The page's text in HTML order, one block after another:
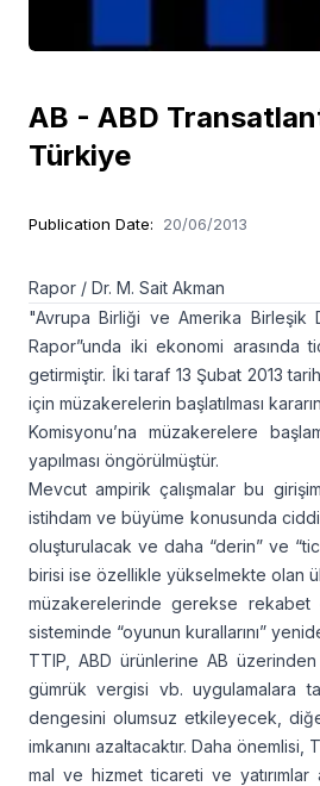
AB - ABD
Türkiye
Publication Date: 20/06/2013
Rapor / Dr. M. Sait Akman
"Avrupa Birliği ve Amerika Birleşik
Rapor”unda iki ekonomi arasında
getirmiştir. İki taraf 13 Şubat 2013
için müzakerelerin başlatılması
Komisyonu’na müzakerelere
yapılması öngörülmüştür.
Mevcut ampirik çalışmalar bu
istihdam ve büyüme konusunda
oluşturulacak ve daha “derin” ve
birisi ise özellikle yükselmekte olan
müzakerelerinde gerekse
sisteminde “oyunun kurallarını”
TTIP, ABD ürünlerine AB
gümrük vergisi vb. uygulamalara
dengesini olumsuz etkileyecek,
imkanını azaltacaktır. Daha
mal ve hizmet ticareti ve